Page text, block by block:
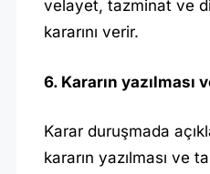
velayet, tazminat ve
kararını verir.
6. Kararın yazılması
Karar duruşmada
kararın yazılması ve